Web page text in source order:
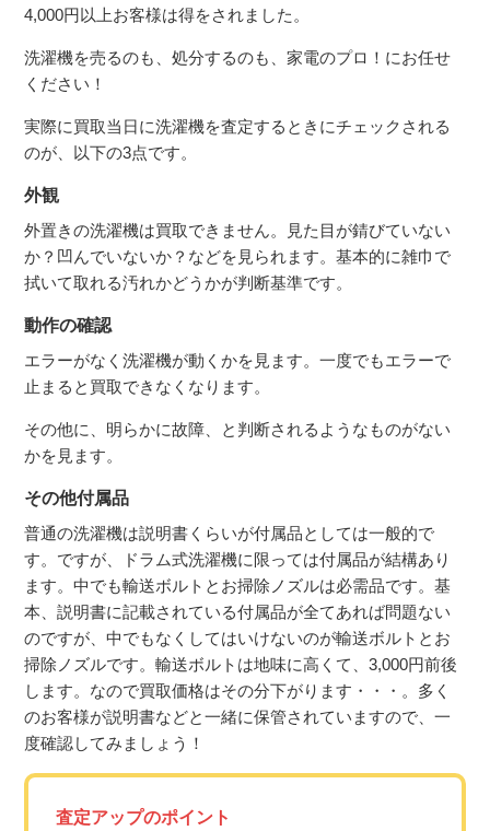
4,000円以上お客様は得をされました。
洗濯機を売るのも、処分するのも、家電のプロ！にお任せ
ください！
実際に買取当日に洗濯機を査定するときにチェックされる
のが、以下の3点です。
外観
外置きの洗濯機は買取できません。見た目が錆びていない
か？凹んでいないか？などを見られます。基本的に雑巾で
拭いて取れる汚れかどうかが判断基準です。
動作の確認
エラーがなく洗濯機が動くかを見ます。一度でもエラーで
止まると買取できなくなります。
その他に、明らかに故障、と判断されるようなものがない
かを見ます。
その他付属品
普通の洗濯機は説明書くらいが付属品としては一般的で
す。ですが、ドラム式洗濯機に限っては付属品が結構あり
ます。中でも輸送ボルトとお掃除ノズルは必需品です。基
本、説明書に記載されている付属品が全てあれば問題ない
のですが、中でもなくしてはいけないのが輸送ボルトとお
掃除ノズルです。輸送ボルトは地味に高くて、3,000円前後
します。なので買取価格はその分下がります・・・。多く
のお客様が説明書などと一緒に保管されていますので、一
度確認してみましょう！
査定アップのポイント